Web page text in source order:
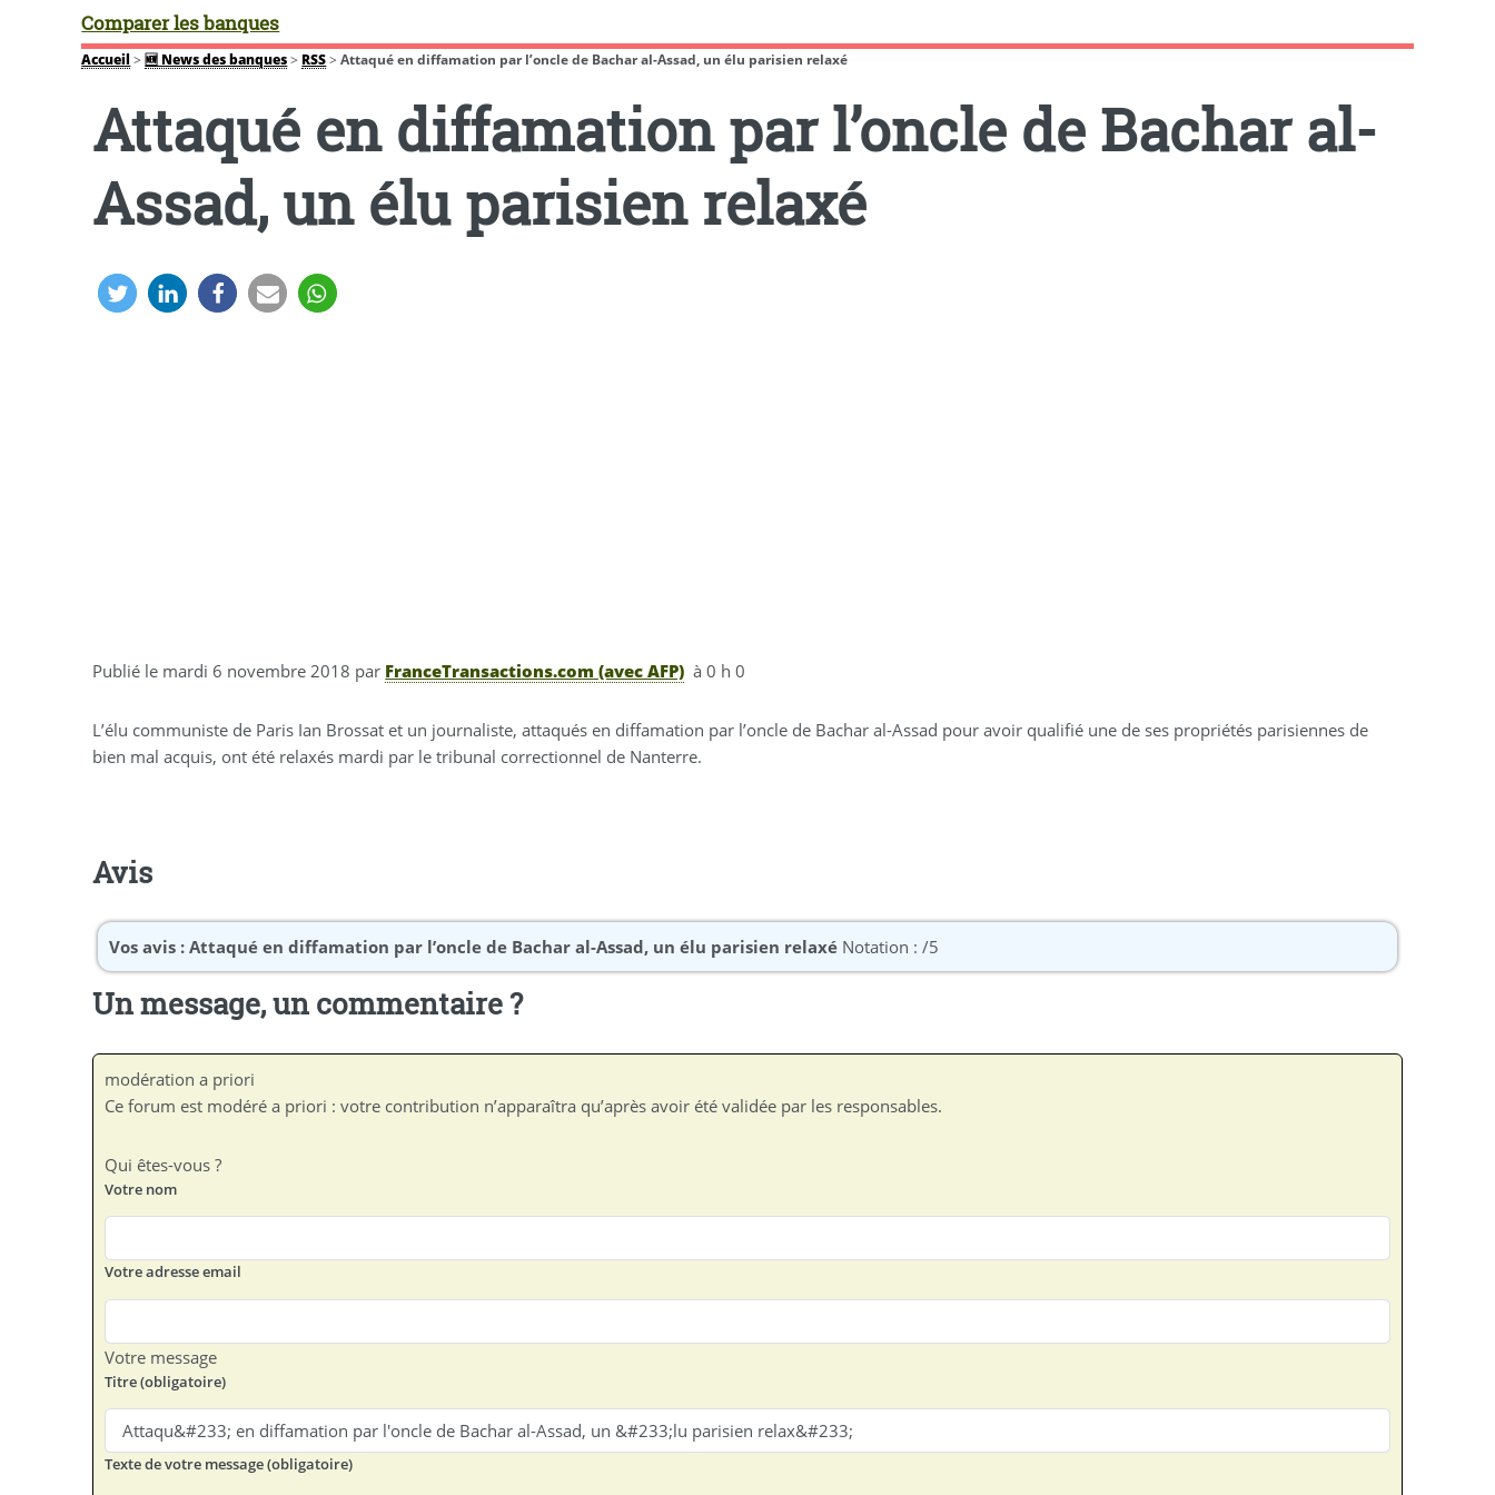
Comparer les banques
Accueil >🆕 News des banques> RSS>Attaqué en diffamation par l’oncle de Bachar al-Assad, un élu parisien relaxé
Attaqué en diffamation par l’oncle de Bachar al-
Assad, un élu parisien relaxé
Publié le mardi 6 novembre 2018 par FranceTransactions.com (avec AFP) à 0 h 0
L’élu communiste de Paris Ian Brossat et un journaliste, attaqués en diffamation par l’oncle de Bachar al-Assad pour avoir qualifié une de ses propriétés parisiennes de
bien mal acquis, ont été relaxés mardi par le tribunal correctionnel de Nanterre.
Avis
Vos avis :Attaqué en diffamation par l’oncle de Bachar al-Assad, un élu parisien relaxé Notation : /5
Un message, un commentaire ?
modération a priori
Ce forum est modéré a priori : votre contribution n’apparaîtra qu’après avoir été validée par les responsables.
Qui êtes-vous ?
Votre nom
Votre adresse email
Votre message
Titre (obligatoire)
Texte de votre message (obligatoire)